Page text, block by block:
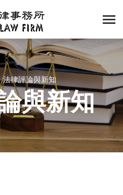
法律評論與新知
與新知